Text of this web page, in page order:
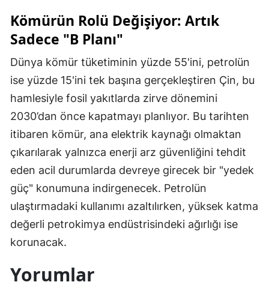
Kömürün Rolü Değişiyor: Artık
Sadece "B Planı"
Dünya kömür tüketiminin yüzde 55'ini, petrolün
ise yüzde 15'ini tek başına gerçekleştiren Çin, bu
hamlesiyle fosil yakıtlarda zirve dönemini
2030’dan önce kapatmayı planlıyor. Bu tarihten
itibaren kömür, ana elektrik kaynağı olmaktan
çıkarılarak yalnızca enerji arz güvenliğini tehdit
eden acil durumlarda devreye girecek bir "yedek
güç" konumuna indirgenecek. Petrolün
ulaştırmadaki kullanımı azaltılırken, yüksek katma
değerli petrokimya endüstrisindeki ağırlığı ise
korunacak.
Yorumlar